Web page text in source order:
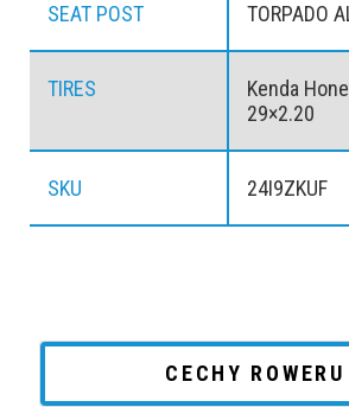
SEAT POST TORPADO
TIRES
Kenda
29×2.20
SKU 24I9ZKUF
CECHY ROWERU